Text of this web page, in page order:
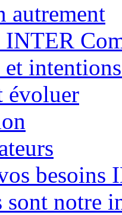
autrement
évoluer
besoins
sont notre